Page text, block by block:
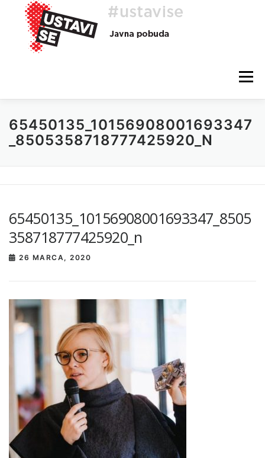
Preskoči
vsebino
Meni
O AKCIJI HEJ, TI, #USTAVISE BLOG POMOČ
65450135_10156908001693347
_8505358718777425920_N
65450135_10156908001693347_8505
358718777425920_n
26 MARCA, 2020